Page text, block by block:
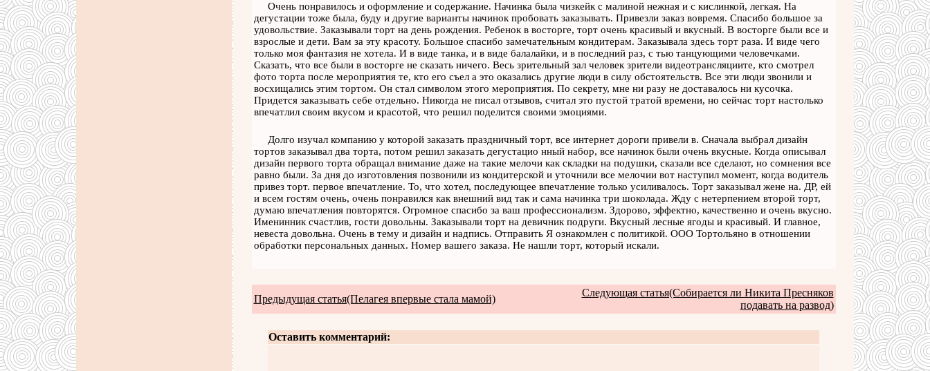
Очень понравилось и оформление и содержание. Начинка была чизкейк с малиной нежная и с кислинкой, легкая. На
дегустации тоже была, буду и другие варианты начинок пробовать заказывать. Привезли заказ вовремя. Спасибо большое за
удовольствие. Заказывали торт на день рождения. Ребенок в восторге, торт очень красивый и вкусный. В восторге были все и
взрослые и дети. Вам за эту красоту. Большое спасибо замечательным кондитерам. Заказывала здесь торт раза. И виде чего
только моя фантазия не хотела. И в виде танка, и в виде балалайки, и в последний раз, с тью танцующими человечками.
Сказать, что все были в восторге не сказать ничего. Весь зрительный зал человек зрители видеотрансляциите, кто смотрел
фото торта после мероприятия те, кто его съел а это оказались другие люди в силу обстоятельств. Все эти люди звонили и
восхищались этим тортом. Он стал символом этого мероприятия. По секрету, мне ни разу не доставалось ни кусочка.
Придется заказывать себе отдельно. Никогда не писал отзывов, считал это пустой тратой времени, но сейчас торт настолько
впечатлил своим вкусом и красотой, что решил поделится своими эмоциями.
Долго изучал компанию у которой заказать праздничный торт, все интернет дороги привели в. Сначала выбрал дизайн
тортов заказывал два торта, потом решил заказать дегустацио нный набор, все начинок были очень вкусные. Когда описывал
дизайн первого торта обращал внимание даже на такие мелочи как складки на подушки, сказали все сделают, но сомнения все
равно были. За дня до изготовления позвонили из кондитерской и уточнили все мелочии вот наступил момент, когда водитель
привез торт. первое впечатление. То, что хотел, последующее впечатление только усиливалось. Торт заказывал жене на. ДР, ей
и всем гостям очень, очень понравился как внешний вид так и сама начинка три шоколада. Жду с нетерпением второй торт,
думаю впечатления повторятся. Огромное спасибо за ваш профессионализм. Здорово, эффектно, качественно и очень вкусно.
Именинник счастлив, гости довольны. Заказывали торт на девичник подруги. Вкусный лесные ягоды и красивый. И главное,
невеста довольна. Очень в тему и дизайн и надпись. Отправить Я ознакомлен с политикой. ООО Тортольяно в отношении
обработки персональных данных. Номер вашего заказа. Не нашли торт, который искали.
Предыдущая статья(Пелагея впервые стала мамой)
Следующая статья(Собирается ли Никита Пресняков
подавать на развод)
Оставить комментарий: